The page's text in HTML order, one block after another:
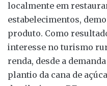
localmente em
estabelecimentos,
produto. Como
interesse no turismo
renda, desde a
plantio da cana de